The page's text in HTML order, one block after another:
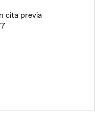
cita previa